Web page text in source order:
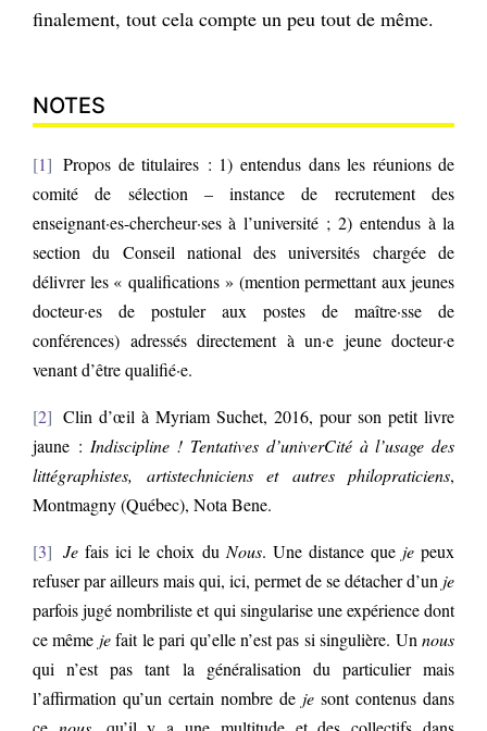
finalement, tout cela compte un peu tout de même.
NOTES
1
Propos de titulaires : 1) entendus dans les réunions de
comité de sélection – instance de recrutement des
enseignant·es-chercheur·ses à l’université ; 2) entendus à la
section du Conseil national des universités chargée de
délivrer les « qualifications » (mention permettant aux jeunes
docteur·es de postuler aux postes de maître·sse de
conférences) adressés directement à un·e jeune docteur·e
venant d’être qualifié·e.
2
Clin d’œil à Myriam Suchet, 2016, pour son petit livre
jaune : Indiscipline ! Tentatives d’univerCité à l’usage des
littégraphistes, artistechniciens et autres philopraticiens,
Montmagny (Québec), Nota Bene.
3 Je fais ici le choix du Nous. Une distance que jepeux
refuser par ailleurs mais qui, ici, permet de se détacher d’un je
parfois jugé nombriliste et qui singularise une expérience dont
ce même jefait le pari qu’elle n’est pas si singulière. Unnous
qui n’est pas tant la généralisation du particulier mais
l’affirmation qu’un certain nombre de je sont contenus dans